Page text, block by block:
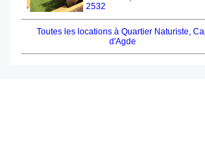
2532
Toutes les locations à Quartier Naturiste,
d'Agde